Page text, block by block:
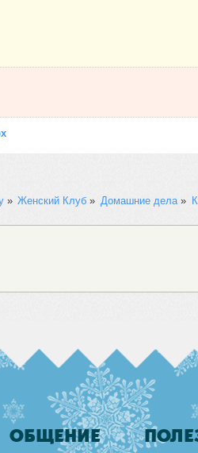
» Женский Клуб » Домашние дела»
ОБЩЕНИЕ